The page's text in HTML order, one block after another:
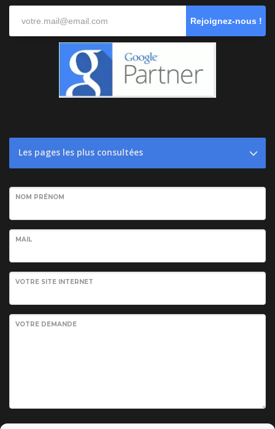
Rejoignez-nous !
Les pages les plus consultées
NOM PRÉNOM
MAIL
VOTRE SITE INTERNET
VOTRE DEMANDE